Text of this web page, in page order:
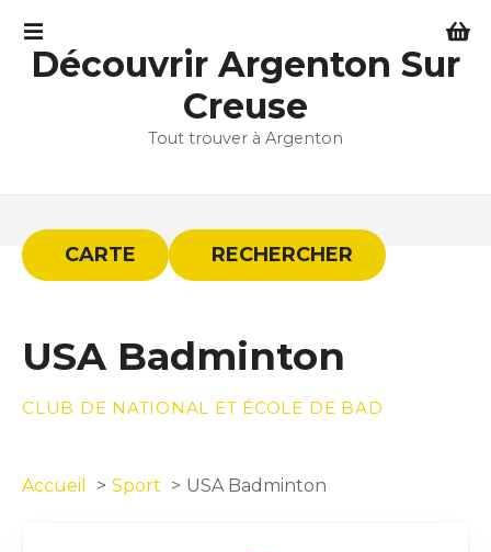
Découvrir Argenton Sur
Creuse
Tout trouver à Argenton
CARTE RECHERCHER
USA Badminton
CLUB DE NATIONAL ET ÉCOLE DE BAD
Accueil Sport USA Badminton